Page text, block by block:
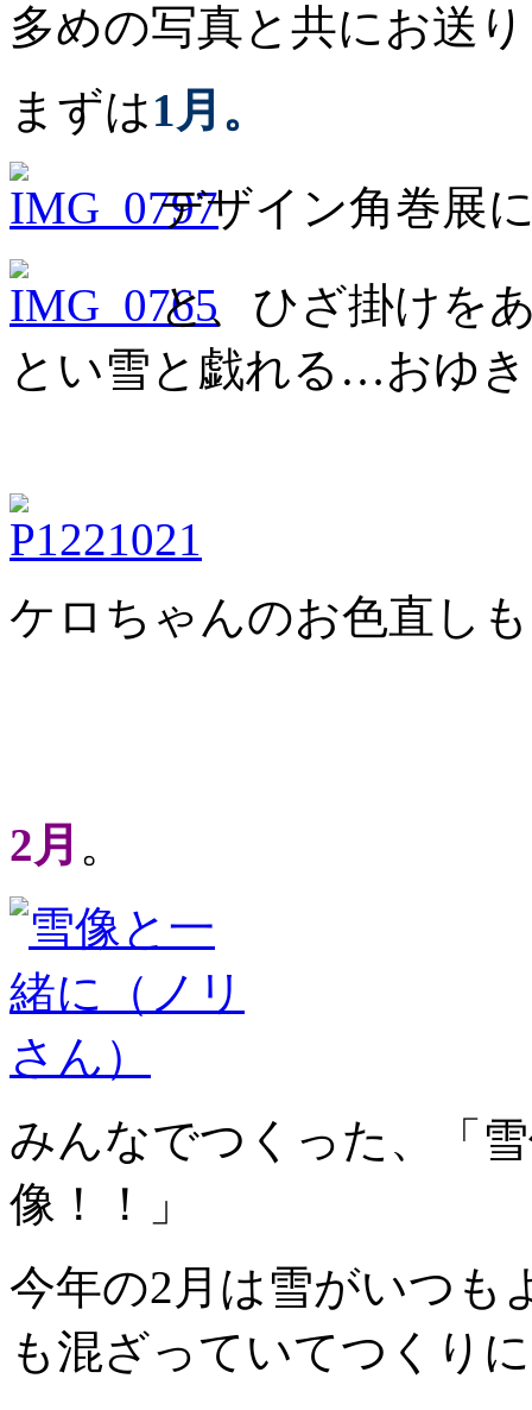
多めの写真と共にお送
まずは1月。
デザイン角巻展
と、ひざ掛けを
とい雪と戯れる…おゆ
ケロちゃんのお色直し
2月 。
みんなでつくった、「
像！！」
今年の2月は雪がいつも
も混ざっていてつくり